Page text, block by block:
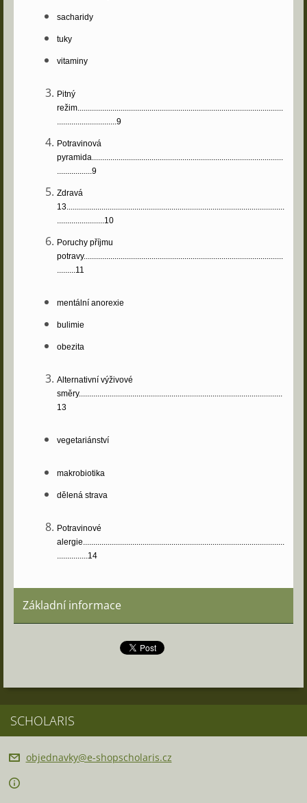
sacharidy
tuky
vitaminy
Pitný
režim....................................................................................................
.............................9
Potravinová
pyramida.............................................................................................
.................9
Zdravá
13..........................................................................................................
.......................10
Poruchy příjmu
potravy.................................................................................................
.........11
mentální anorexie
bulimie
obezita
Alternativní výživové
směry...................................................................................................
13
vegetariánství
makrobiotika
dělená strava
Potravinové
alergie..................................................................................................
...............14
Základní informace
SCHOLARIS
objednavky@e-shopscholaris.cz